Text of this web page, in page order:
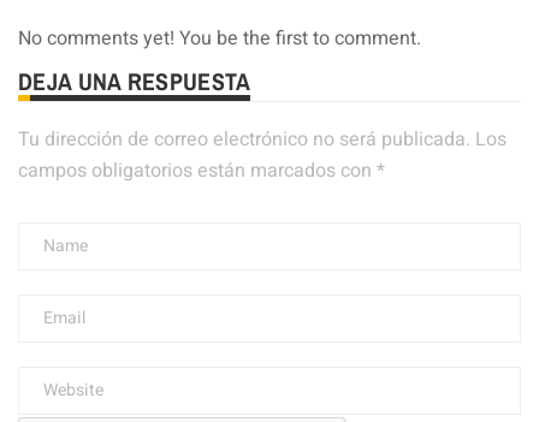
No comments yet! You be the first to comment.
DEJA UNA RESPUESTA
Tu dirección de correo electrónico no será publicada. Los
campos obligatorios están marcados con *